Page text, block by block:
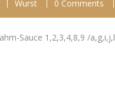
Wurst 0 Comments
Sauce 1,2,3,4,8,9 /a,g,i,j,l